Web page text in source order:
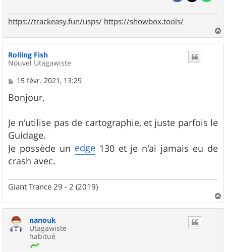
https://trackeasy.fun/usps/ https://showbox.tools/
a
u
Rolling Fish
Nouvel Utagawiste
M
s
s
g
e
15 févr. 2021, 13:29
Bonjour,
Je n'utilise pas de cartographie, et juste parfois le
Guidage.
Je possède un edge130 et je n'ai jamais eu de
crash avec.
Giant Trance 29 - 2 (2019)
a
nanouk
Utagawiste
habitué